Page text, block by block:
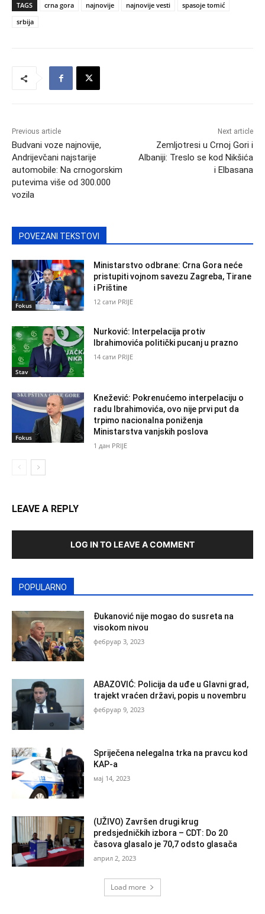
TAGS crna gora najnovije najnovije vesti
spasoje tomić
srbija
Previous article
Budvani voze najnovije,
Andrijevčani najstarije
automobile: Na crnogorskim
putevima više od 300.000
vozila
Next article
Zemljotresi u Crnoj Gori i
Albaniji: Treslo se kod Nikšića
i Elbasana
POVEZANI TEKSTOVI
Fokus
Ministarstvo odbrane: Crna Gora neće
pristupiti vojnom savezu Zagreba, Tirane
i Prištine
12 сати PRIJE
Stav
Nurković: Interpelacija protiv
Ibrahimovića politički pucanj u prazno
14 сати PRIJE
Fokus
Knežević: Pokrenućemo interpelaciju o
radu Ibrahimovića, ovo nije prvi put da
trpimo nacionalna poniženja
Ministarstva vanjskih poslova
1 дан PRIJE
LEAVE A REPLY
LOG IN TO LEAVE A COMMENT
POPULARNO
Đukanović nije mogao do susreta na
visokom nivou
фебруар 3, 2023
ABAZOVIĆ: Policija da uđe u Glavni grad,
trajekt vraćen državi, popis u novembru
фебруар 9, 2023
Spriječena nelegalna trka na pravcu kod
KAP-a
мај 14, 2023
(UŽIVO) Završen drugi krug
predsjedničkih izbora – CDT: Do 20
časova glasalo je 70,7 odsto glasača
април 2, 2023
Load more